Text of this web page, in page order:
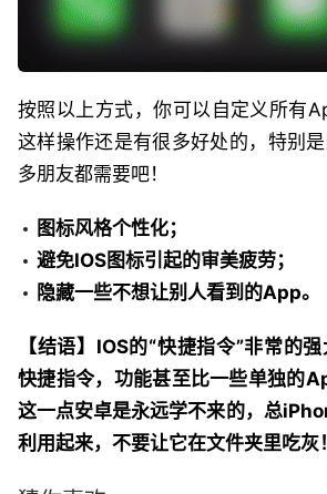
按照以上方式，你可以自定义所有
这样操作还是有很多好处的，特别
多朋友都需要吧！
图标风格个性化；
避免IOS图标引起的审美疲劳；
隐藏一些不想让别人看到的App。
【结语】IOS的“快捷指令”非常的
快捷指令，功能甚至比一些单独的
这一点安卓是永远学不来的，总
利用起来，不要让它在文件夹里吃灰！